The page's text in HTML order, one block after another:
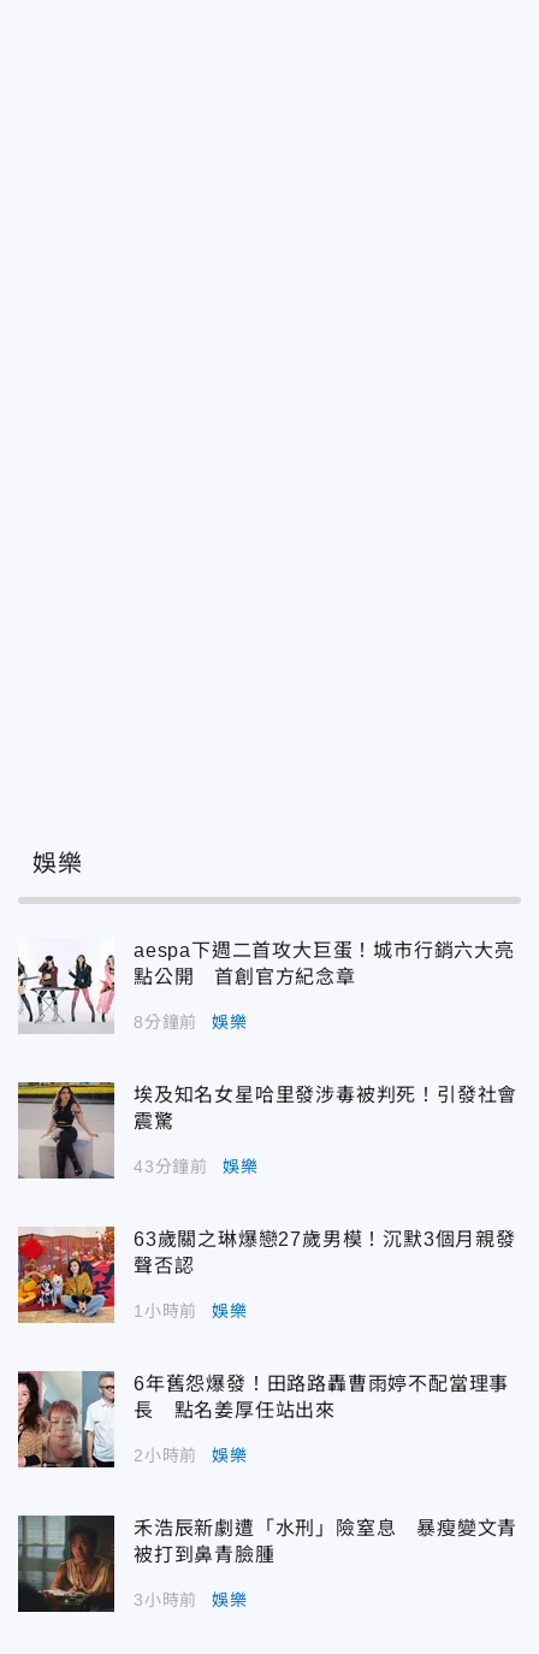
娛樂
aespa下週二首攻大巨蛋！城市行銷六大亮
點公開 首創官方紀念章
8分鐘前 娛樂
埃及知名女星哈里發涉毒被判死！引發社會
震驚
43分鐘前 娛樂
63歲關之琳爆戀27歲男模！沉默3個月親發
聲否認
1小時前 娛樂
6年舊怨爆發！田路路轟曹雨婷不配當理事
長 點名姜厚任站出來
2小時前 娛樂
禾浩辰新劇遭「水刑」險窒息 暴瘦變文青
被打到鼻青臉腫
3小時前 娛樂